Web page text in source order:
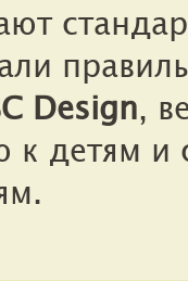
Design,
к детям